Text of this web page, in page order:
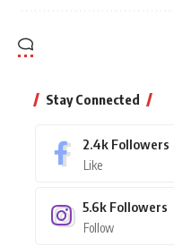
Stay Connected
2.4k Followers
Like
5.6k Followers
Follow